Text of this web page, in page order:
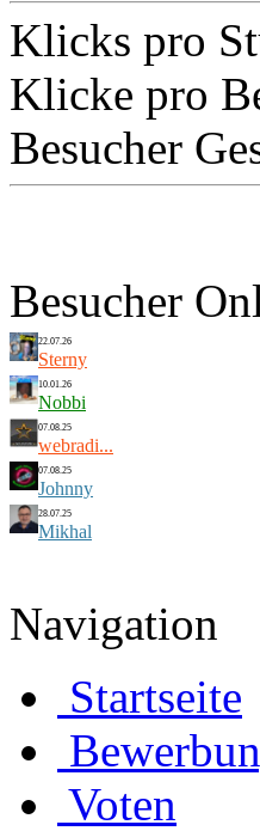
Klicks pro
Klicke pro
Besucher
Besucher
22.07.26
Sterny
10.01.26
Nobbi
07.08.25
webradi...
07.08.25
Johnny
28.07.25
Mikhal
Navigation
Startseite
Voten